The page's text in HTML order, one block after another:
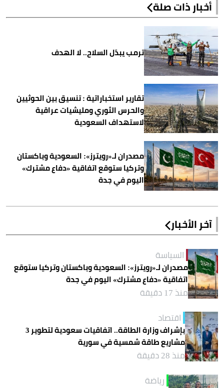
أخبار ذات صلة
ترمب يبدّل السلاح.. لا الهدف
تقارير استخباراتية : تنسيق بين الحوثيين
والحرس الثوري ومليشيات عراقية
لاستهداف السعودية
مصدران لـ«رويترز»: السعودية وباكستان
وتركيا ستوقع اتفاقية «دفاع مشترك»
اليوم في جدة
آخر الأخبار
السياسة
مصدران لـ«رويترز»: السعودية وباكستان وتركيا ستوقع
اتفاقية «دفاع مشترك» اليوم في جدة
منذ 17 دقيقة
اقتصاد
بإشراف وزارة الطاقة.. اتفاقيات سعودية لتطوير 3
مشاريع طاقة شمسية في سورية
منذ 28 دقيقة
رياضة